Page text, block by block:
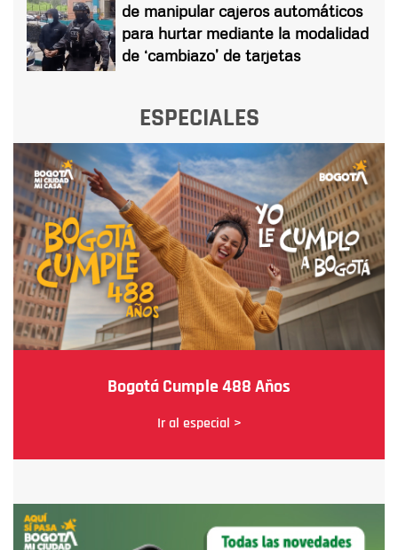
de manipular cajeros automáticos
para hurtar mediante la modalidad
de ‘cambiazo’ de tarjetas
ESPECIALES
Bogotá Cumple 488 Años
Ir al especial >